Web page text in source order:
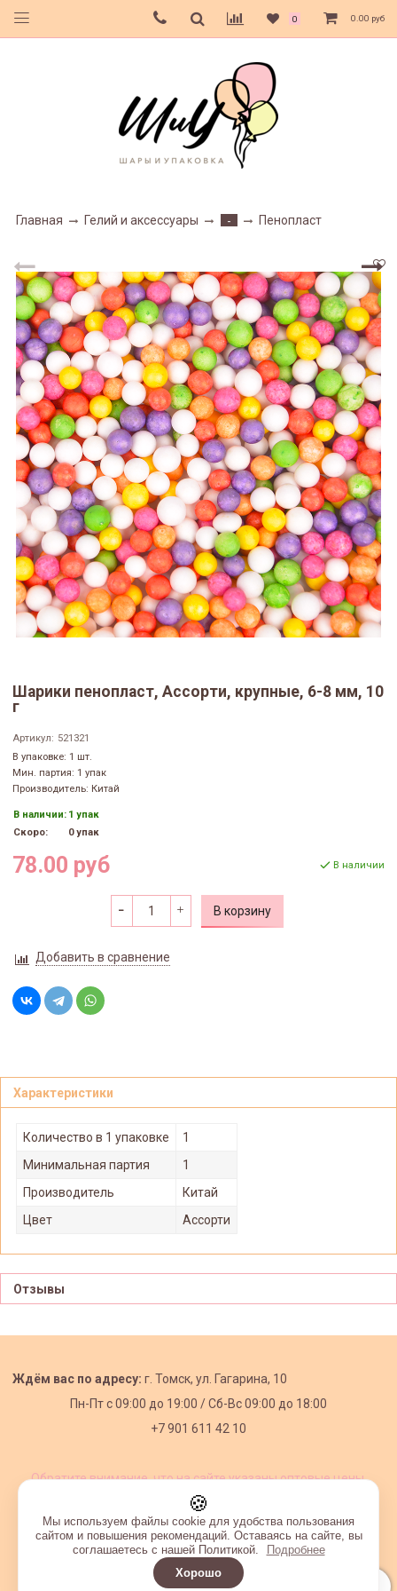
0 0.00 руб
Главная Гелий и аксессуары - Пенопласт
Шарики пенопласт, Ассорти, крупные, 6-8 мм, 10
г
Артикул: 521321
В упаковке: 1 шт.
Мин. партия: 1 упак
Производитель: Китай
В наличии: 1 упак
Скоро:
0 упак
78.00 руб В наличии
В корзину
Добавить в сравнение
Характеристики
Количество в 1 упаковке
1
Минимальная партия
1
Производитель
Китай
Цвет
Ассорти
Отзывы
Ждём вас по адресу: г. Томск, ул. Гагарина, 10
Пн-Пт с09:00 до 19:00 /Сб-Вс 09:00 до 18:00
+7 901 611 42 10
Обратите внимание, что на сайте указаны оптовые цены,
Интернет-магазин создан на InSales
🍪
Мы используем файлы cookie для удобства пользования
сайтом и повышения рекомендаций. Оставаясь на сайте, вы
соглашаетесь с нашей Политикой.
Подробнее
Хорошо